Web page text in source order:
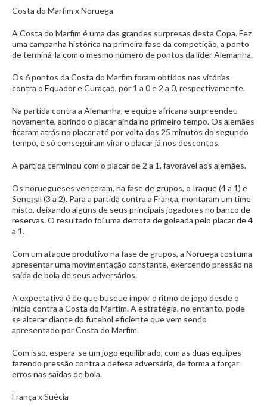
Costa do Marfim x Noruega
A Costa do Marfim é uma das grandes surpresas desta Copa. Fez
uma campanha histórica na primeira fase da competição, a ponto
de terminá-la com o mesmo número de pontos da líder Alemanha.
Os 6 pontos da Costa do Marfim foram obtidos nas vitórias
contra o Equador e Curaçao, por 1 a 0 e 2 a 0, respectivamente.
Na partida contra a Alemanha, e equipe africana surpreendeu
novamente, abrindo o placar ainda no primeiro tempo. Os alemães
ficaram atrás no placar até por volta dos 25 minutos do segundo
tempo, e só conseguiram virar o placar já nos descontos.
A partida terminou com o placar de 2 a 1, favorável aos alemães.
Os noruegueses venceram, na fase de grupos, o Iraque (4 a 1) e
Senegal (3 a 2). Para a partida contra a França, montaram um time
misto, deixando alguns de seus principais jogadores no banco de
reservas. O resultado foi uma derrota de goleada pelo placar de 4
a 1.
Com um ataque produtivo na fase de grupos, a Noruega costuma
apresentar uma movimentação constante, exercendo pressão na
saída de bola de seus adversários.
A expectativa é de que busque impor o ritmo de jogo desde o
início contra a Costa do Martim. A estratégia, no entanto, pode
se alterar diante do futebol eficiente que vem sendo
apresentado por Costa do Marfim.
Com isso, espera-se um jogo equilibrado, com as duas equipes
fazendo pressão contra a defesa adversária, de forma a forçar
erros nas saídas de bola.
França x Suécia